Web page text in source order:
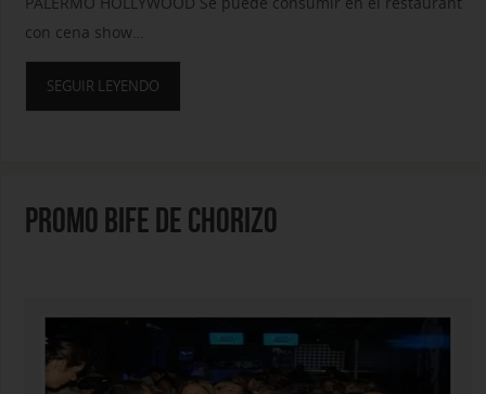
con cena show…
SEGUIR LEYENDO
PROMO BIFE DE CHORIZO